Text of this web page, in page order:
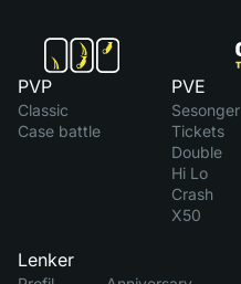
PVP
Classic
Case battle
PVE
Sesonger
Tickets
Double
Hi Lo
Crash
X50
Lenker